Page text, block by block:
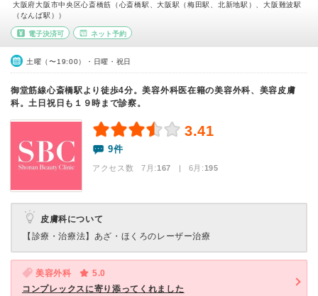
大阪府大阪市中央区心斎橋筋（心斎橋駅、大阪駅（梅田駅、北新地駅）、大阪難波駅
（なんば駅））
電子決済可 ネット予約
土曜（〜19:00）・日曜・祝日
御堂筋線心斎橋駅より徒歩4分。美容外科医在籍の美容外科、美容皮膚
科。土日祝日も１９時まで診察。
3.41
9件
アクセス数 7月:167 | 6月:195
皮膚科について
【診療・治療法】 あざ・ほくろのレーザー治療
美容外科
5.0
コンプレックスに寄り添ってくれました